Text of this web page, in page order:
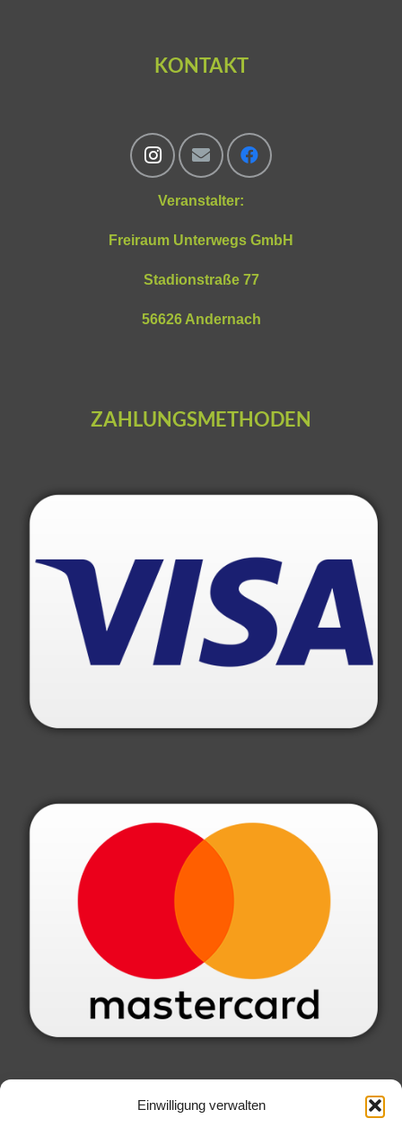
Einwilligung verwalten
KONTAKT
Veranstalter:
Freiraum Unterwegs GmbH
Stadionstraße 77
56626 Andernach
ZAHLUNGSMETHODEN
SERVICE INFORMATIONEN